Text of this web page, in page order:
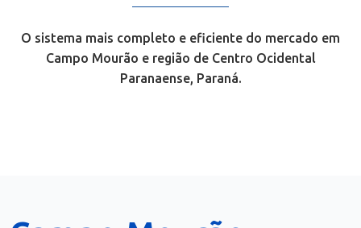
O sistema mais completo e eficiente do mercado em
Campo Mourão e região de Centro Ocidental
Paranaense, Paraná.